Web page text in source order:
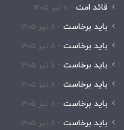
قائد امت ۸ تیر ۱۴۰۵
باید برخاست ۸ تیر ۱۴۰۵
باید برخاست ۸ تیر ۱۴۰۵
باید برخاست ۸ تیر ۱۴۰۵
باید برخاست ۸ تیر ۱۴۰۵
باید برخاست ۸ تیر ۱۴۰۵
باید برخاست ۸ تیر ۱۴۰۵